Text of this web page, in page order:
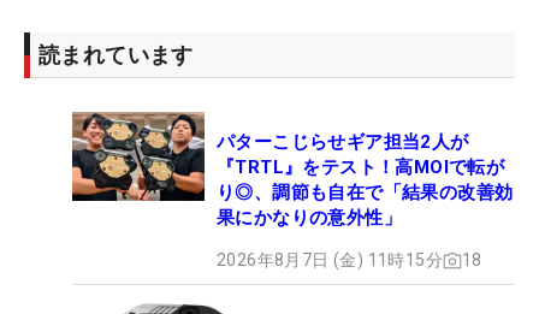
読まれています
パターこじらせギア担当2人が
『TRTL』をテスト！高MOIで転が
り◎、調節も自在で「結果の改善効
果にかなりの意外性」
2026年8月7日 (金) 11時15分 18